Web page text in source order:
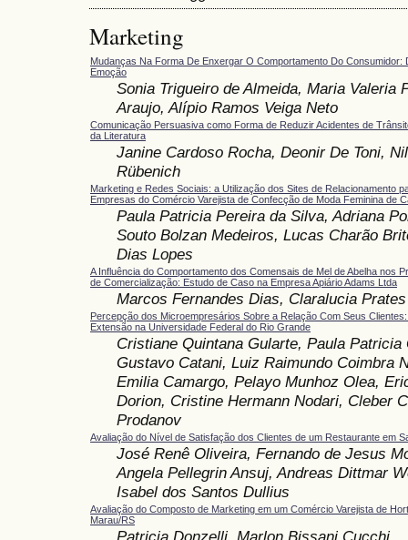
Marketing
Mudanças Na Forma De Enxergar O Comportamento Do Consumidor:
Emoção
Sonia Trigueiro de Almeida, Maria Valeria
Araujo, Alípio Ramos Veiga Neto
Comunicação Persuasiva como Forma de Reduzir Acidentes de
da Literatura
Janine Cardoso Rocha, Deonir De Toni,
Rübenich
Marketing e Redes Sociais: a Utilização dos Sites de Relacionamento
Empresas do Comércio Varejista de Confecção de Moda Feminina de
Paula Patricia Pereira da Silva, Adriana
Souto Bolzan Medeiros, Lucas Charão
Dias Lopes
A Influência do Comportamento dos Comensais de Mel de Abelha nos
de Comercialização: Estudo de Caso na Empresa Apiário Adams Ltda
Marcos Fernandes Dias, Claralucia
Percepção dos Microempresários Sobre a Relação Com Seus
Extensão na Universidade Federal do Rio Grande
Cristiane Quintana Gularte, Paula Patricia
Gustavo Catani, Luiz Raimundo Coimbra
Emilia Camargo, Pelayo Munhoz Olea,
Dorion, Cristine Hermann Nodari, Cleber
Prodanov
Avaliação do Nível de Satisfação dos Clientes de um Restaurante em
José Renê Oliveira, Fernando de Jesus
Angela Pellegrin Ansuj, Andreas Dittmar
Isabel dos Santos Dullius
Avaliação do Composto de Marketing em um Comércio Varejista de
Marau/RS